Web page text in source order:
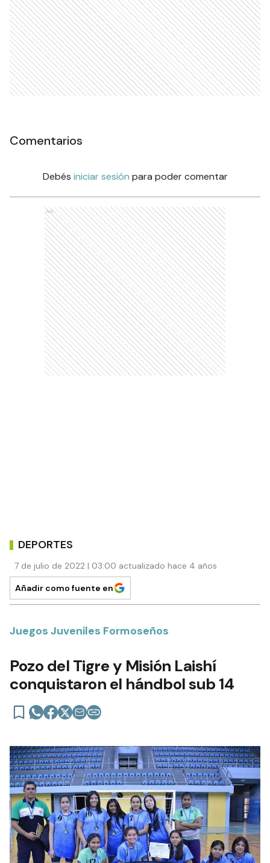
Comentarios
Debés iniciar sesión para poder comentar
Ads
DEPORTES
7 de julio de 2022 | 03:00 actualizado hace 4 años
Añadir como fuente en
Juegos Juveniles Formoseños
Pozo del Tigre y Misión Laishí
conquistaron el hándbol sub 14